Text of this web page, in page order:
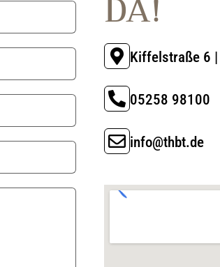
Kiffelstraße 6
05258 98100
info@thbt.de